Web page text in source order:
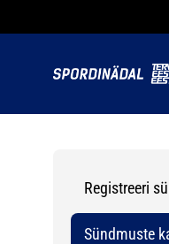
Registreeri
Sündmuste